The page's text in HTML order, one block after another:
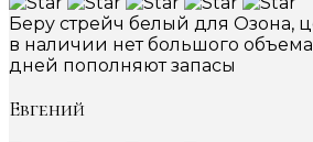
Беру стрейч белый для Озона,
в наличии нет большого
дней пополняют запасы
Евгений